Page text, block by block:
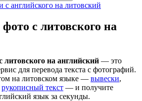
с английского на литовский
с литовского на
литовского на английский — это
для перевода текста с фотографий.
на литовском языке — вывески,
рукописный текст — и получите
язык за секунды.